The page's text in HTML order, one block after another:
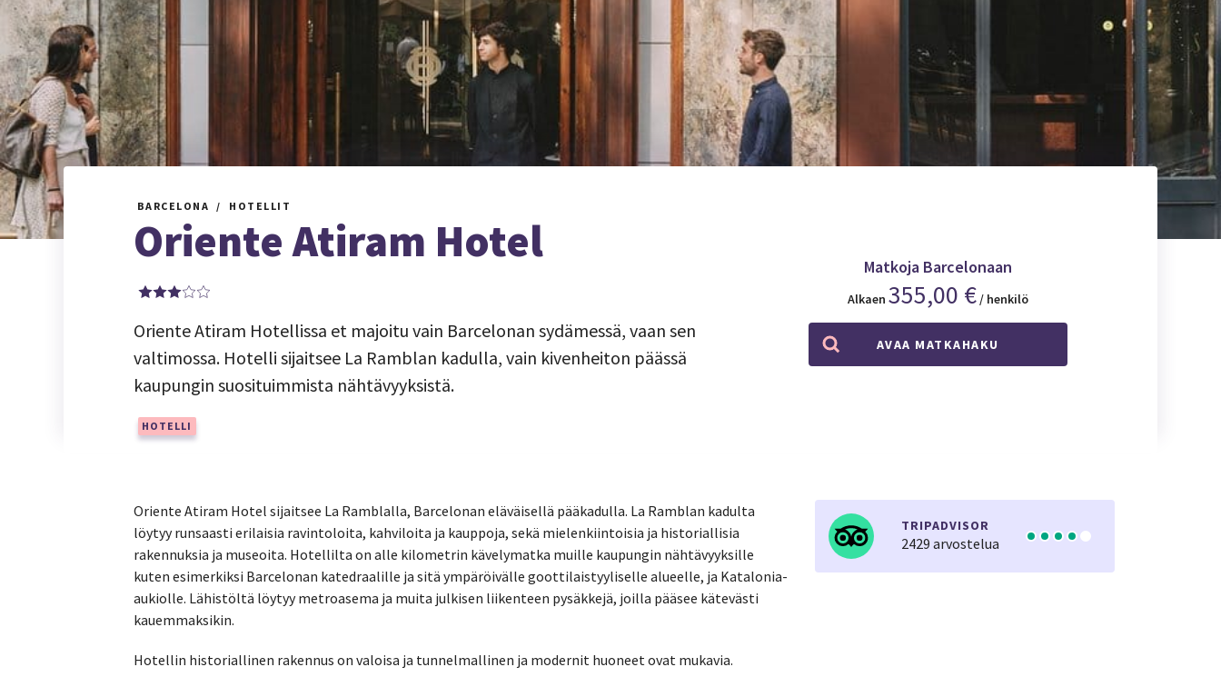
BARCELONA HOTELLIT
Oriente Atiram Hotel
Oriente Atiram Hotellissa et majoitu vain Barcelonan sydämessä, vaan sen
valtimossa. Hotelli sijaitsee La Ramblan kadulla, vain kivenheiton päässä
kaupungin suosituimmista nähtävyyksistä.
HOTELLI
Matkoja Barcelonaan
Alkaen 355,00 € / henkilö
AVAA MATKAHAKU
Oriente Atiram Hotel sijaitsee La Ramblalla, Barcelonan eläväisellä pääkadulla. La Ramblan kadulta
löytyy runsaasti erilaisia ravintoloita, kahviloita ja kauppoja, sekä mielenkiintoisia ja historiallisia
rakennuksia ja museoita. Hotellilta on alle kilometrin kävelymatka muille kaupungin nähtävyyksille
kuten esimerkiksi Barcelonan katedraalille ja sitä ympäröivälle goottilaistyyliselle alueelle, ja Katalonia-
aukiolle. Lähistöltä löytyy metroasema ja muita julkisen liikenteen pysäkkejä, joilla pääsee kätevästi
kauemmaksikin.
Hotellin historiallinen rakennus on valoisa ja tunnelmallinen ja modernit huoneet ovat mukavia.
TRIPADVISOR
2429 arvostelua